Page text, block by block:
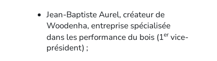
Jean-Baptiste Aurel, créateur de
Woodenha, entreprise spécialisée
dans les performance du bois (1er vice-
président) ;